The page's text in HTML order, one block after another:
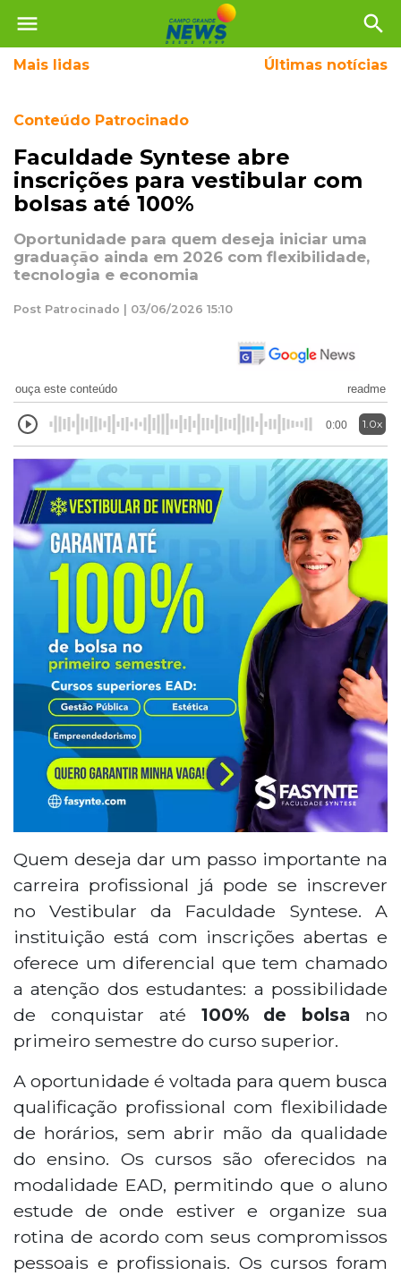
menu search
Mais lidas Últimas notícias
Conteúdo Patrocinado
Faculdade Syntese abre
inscrições para vestibular com
bolsas até 100%
Oportunidade para quem deseja iniciar uma
graduação ainda em 2026 com flexibilidade,
tecnologia e economia
Post Patrocinado | 03/06/2026 15:10
ouça este conteúdo readme
0:00 1.0x
Quem deseja dar um passo importante na
carreira profissional já pode se inscrever
no Vestibular da Faculdade Syntese. A
instituição está com inscrições abertas e
oferece um diferencial que tem chamado
a atenção dos estudantes: a possibilidade
de conquistar até 100% de bolsa no
primeiro semestre do curso superior.
A oportunidade é voltada para quem busca
qualificação profissional com flexibilidade
de horários, sem abrir mão da qualidade
do ensino. Os cursos são oferecidos na
modalidade EAD, permitindo que o aluno
estude de onde estiver e organize sua
rotina de acordo com seus compromissos
pessoais e profissionais. Os cursos foram